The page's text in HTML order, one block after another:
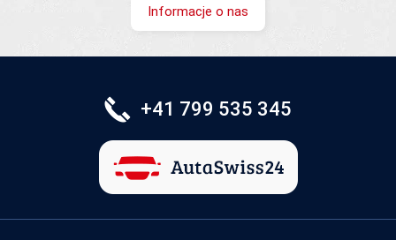
Informacje o nas
+41 799 535 345